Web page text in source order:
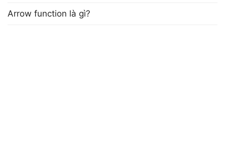
Arrow function là gì?